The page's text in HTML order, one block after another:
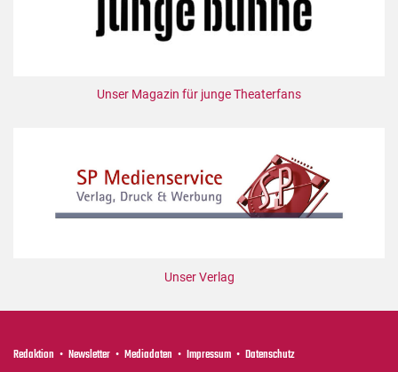
Unser Magazin für junge Theaterfans
Unser Verlag
Redaktion Newsletter Mediadaten Impressum Datenschutz